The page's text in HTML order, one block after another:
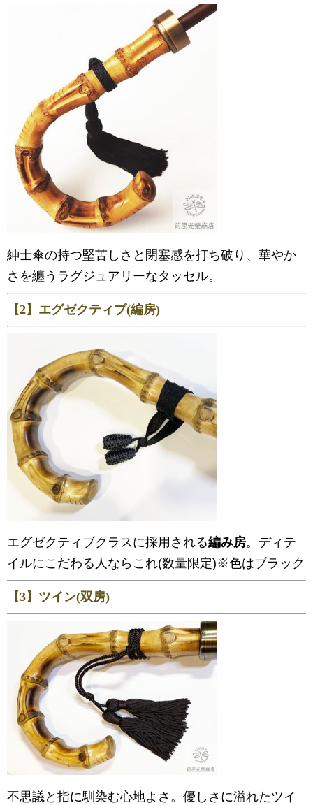
紳士傘の持つ堅苦しさと閉塞感を打ち破り、華やか
さを纏うラグジュアリーなタッセル。
【2】エグゼクティブ(編房)
エグゼクティブクラスに採用される編み房。ディテ
イルにこだわる人ならこれ(数量限定)※色はブラック
【3】ツイン(双房)
不思議と指に馴染む心地よさ。優しさに溢れたツイ